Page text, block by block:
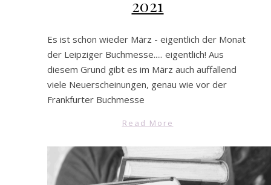
2021
Es ist schon wieder März - eigentlich der Monat
der Leipziger Buchmesse..... eigentlich! Aus
diesem Grund gibt es im März auch auffallend
viele Neuerscheinungen, genau wie vor der
Frankfurter Buchmesse
Read More